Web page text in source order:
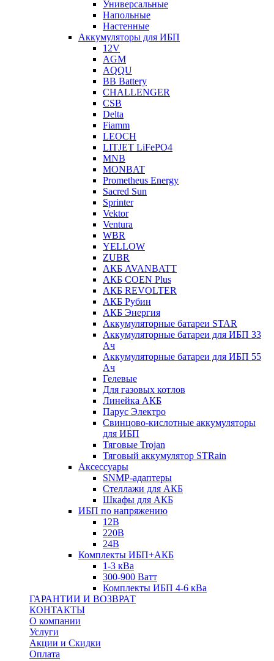
Универсальные
Напольные
Настенные
Аккумуляторы для ИБП
12V
AGM
AQQU
BB Battery
CHALLENGER
CSB
Delta
Fiamm
LEOCH
LITJET LiFePO4
MNB
MONBAT
Prometheus Energy
Sacred Sun
Sprinter
Vektor
Ventura
WBR
YELLOW
ZUBR
АКБ AVANBATT
АКБ COEN Plus
АКБ REVOLTER
АКБ Рубин
АКБ Энергия
Аккумуляторные батареи STAR
Аккумуляторные батареи для ИБП 33
Ач
Аккумуляторные батареи для ИБП 55
Ач
Гелевые
Для газовых котлов
Линейка АКБ
Парус Электро
Свинцово-кислотные аккумуляторы
для ИБП
Тяговые Trojan
Тяговый аккумулятор STRain
Аксессуары
SNMP-адаптеры
Стеллажи для АКБ
Шкафы для АКБ
ИБП по напряжению
12В
220В
24В
Комплекты ИБП+АКБ
1-3 кВа
300-900 Ватт
Комплекты ИБП 4-6 кВа
ГАРАНТИИ И ВОЗВРАТ
КОНТАКТЫ
О компании
Услуги
Акции и Скидки
Оплата